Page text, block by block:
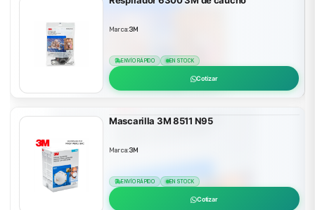
Marca:3M
ENVÍO RÁPIDO EN STOCK
Cotizar
Mascarilla 3M 8511 N95
Marca:3M
ENVÍO RÁPIDO EN STOCK
Cotizar